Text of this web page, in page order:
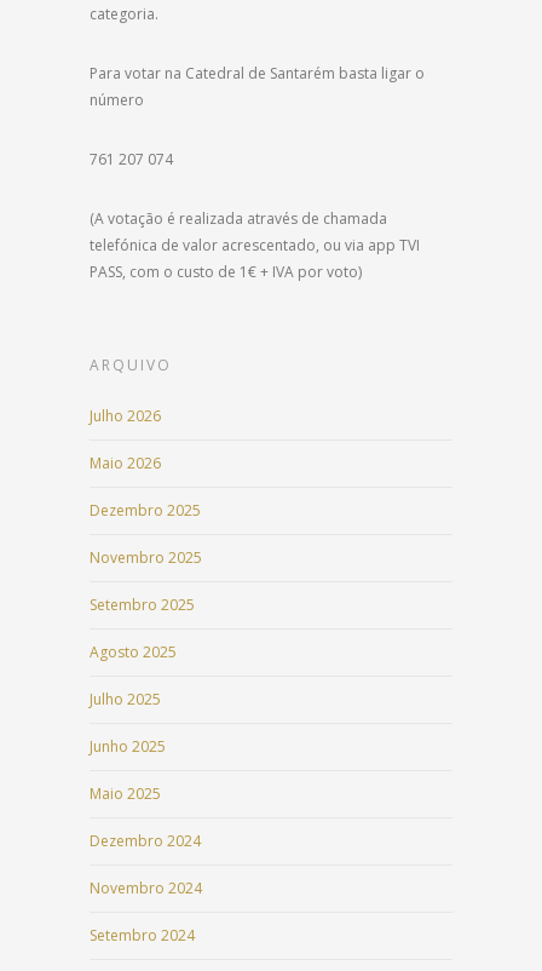
categoria.
Para votar na Catedral de Santarém basta ligar o
número
761 207 074
(A votação é realizada através de chamada
telefónica de valor acrescentado, ou via app TVI
PASS, com o custo de 1€ + IVA por voto)
ARQUIVO
Julho 2026
Maio 2026
Dezembro 2025
Novembro 2025
Setembro 2025
Agosto 2025
Julho 2025
Junho 2025
Maio 2025
Dezembro 2024
Novembro 2024
Setembro 2024